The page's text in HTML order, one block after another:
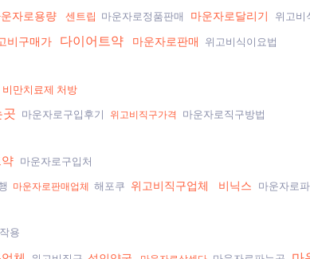
자로용량 센트립 마운자로정품판매 마운자로달리기 위고비
비구매가 다이어트약 마운자로판매 위고비식이요법
비만치료제 처방
곳 마운자로구입후기 위고비직구가격
마운자로직구방법
마운자로구입처
마운자로판매업체 해포쿠 위고비직구업체 비닉스 마운자로
용